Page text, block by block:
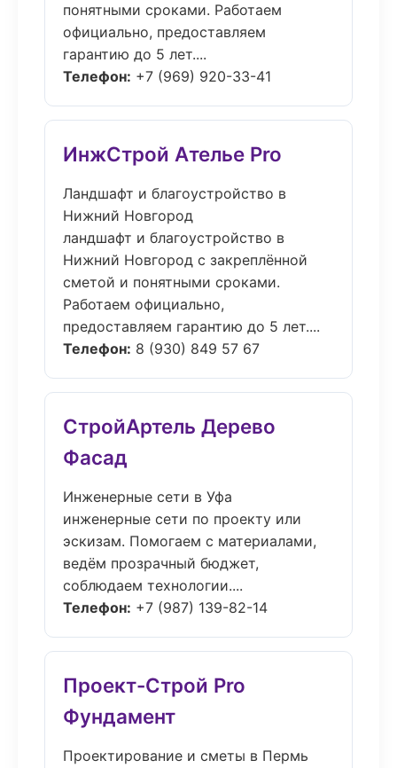
понятными сроками. Работаем
официально, предоставляем
гарантию до 5 лет....
Телефон: +7 (969) 920-33-41
ИнжСтрой Ателье Pro
Ландшафт и благоустройство в
Нижний Новгород
ландшафт и благоустройство в
Нижний Новгород с закреплённой
сметой и понятными сроками.
Работаем официально,
предоставляем гарантию до 5 лет....
Телефон: 8 (930) 849 57 67
СтройАртель Дерево
Фасад
Инженерные сети в Уфа
инженерные сети по проекту или
эскизам. Помогаем с материалами,
ведём прозрачный бюджет,
соблюдаем технологии....
Телефон: +7 (987) 139-82-14
Проект-Строй Pro
Фундамент
Проектирование и сметы в Пермь